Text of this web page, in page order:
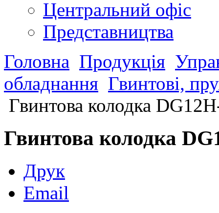
Центральний офіс
Представництва
Головна Продукція
обладнання Гвинтові,
Гвинтова колодка
Гвинтова колодка
Друк
Email